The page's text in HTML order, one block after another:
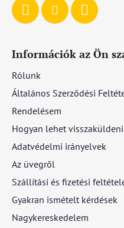
Információk az Ön
Rólunk
Általános Szerződési
Rendelésem
Hogyan lehet
Adatvédelmi irányelvek
Az üvegről
Szállítási és fizetési
Gyakran ismételt kérdések
Nagykereskedelem